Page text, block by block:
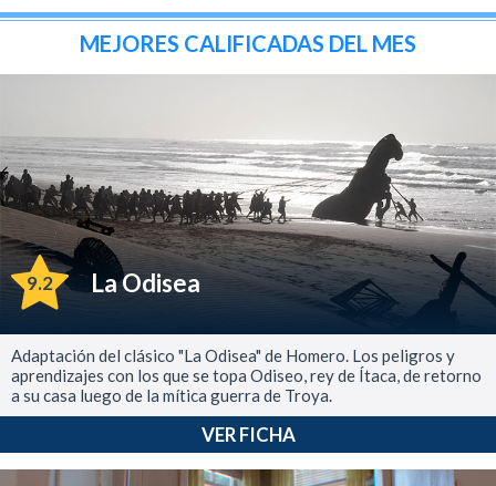
MEJORES CALIFICADAS DEL MES
9.2 La Odisea
Adaptación del clásico "La Odisea" de Homero. Los peligros y
aprendizajes con los que se topa Odiseo, rey de Ítaca, de retorno
a su casa luego de la mítica guerra de Troya.
VER FICHA